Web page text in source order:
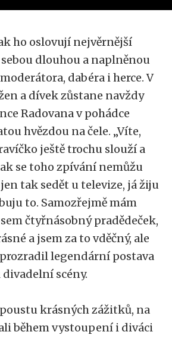
ho oslovují nejvěrnější
dlouhou a naplněnou
dabéra i herce. V
a dívek zůstane navždy
Radovana v pohádce
hvězdou na čele. „Víte,
ještě trochu slouží a
se toho zpívání nemůžu
tak sedět u televize, já žiju
to. Samozřejmě mám
čtyřnásobný pradědeček,
a jsem za to vděčný, ale
legendární postava
scény.
krásných zážitků, na
během vystoupení i diváci